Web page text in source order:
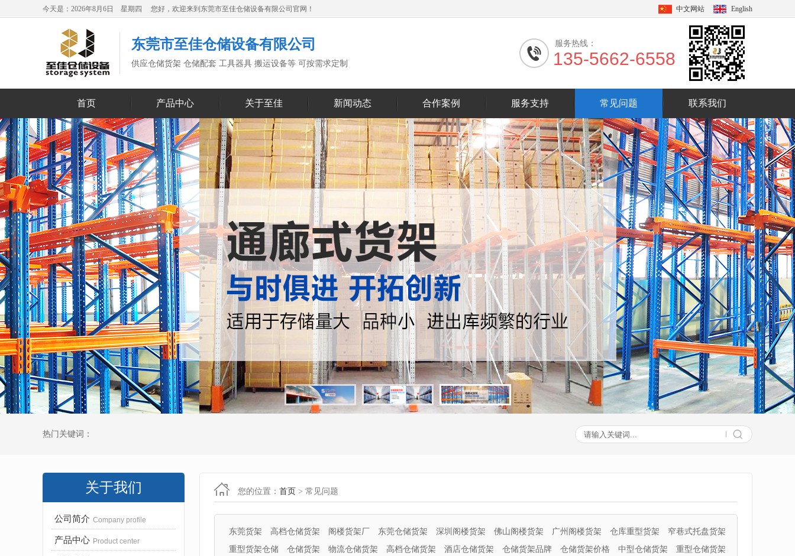
今天是：2026年8月6日 星期四 您好，欢迎来到东莞市至佳仓储设备有限公司官网！ 中文网站 English
东莞市至佳仓储设备有限公司
供应仓储货架 仓储配套 工具器具 搬运设备等 可按需求定制
服务热线：
135-5662-6558
首页 产品中心 关于至佳 新闻动态 合作案例 服务支持 常见问题 联系我们
热门关键词：
关于我们
公司简介 Company profile
产品中心 Product center
您的位置： 首页 > 常见问题
东莞货架 高档仓储货架 阁楼货架厂 东莞仓储货架 深圳阁楼货架 佛山阁楼货架 广州阁楼货架 仓库重型货架
窄巷式托盘货架
重型货架仓储
仓储货架 物流仓储货架 高档仓储货架 酒店仓储货架 仓储货架品牌 仓储货架价格 中型仓储货架
重型仓储货架